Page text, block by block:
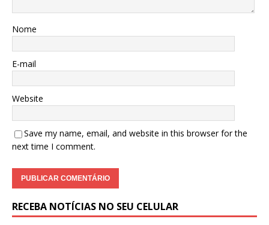
Nome
E-mail
Website
Save my name, email, and website in this browser for the
next time I comment.
RECEBA NOTÍCIAS NO SEU CELULAR